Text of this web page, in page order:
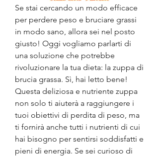
Se stai cercando un modo efficace
per perdere peso e bruciare grassi
in modo sano, allora sei nel posto
giusto! Oggi vogliamo parlarti di
una soluzione che potrebbe
rivoluzionare la tua dieta: la zuppa di
brucia grassa. Sì, hai letto bene!
Questa deliziosa e nutriente zuppa
non solo ti aiuterà a raggiungere i
tuoi obiettivi di perdita di peso, ma
ti fornirà anche tutti i nutrienti di cui
hai bisogno per sentirsi soddisfatti e
pieni di energia. Se sei curioso di